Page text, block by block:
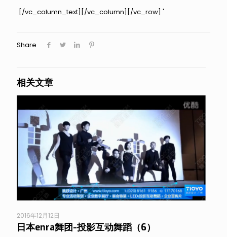
[/vc_column_text][/vc_column][/vc_row] '
Share
相关文章
2016年12月12日
日本enra舞团-投影互动舞蹈（6）